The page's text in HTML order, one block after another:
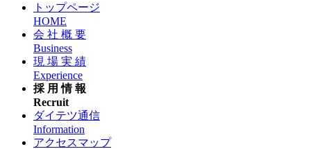
トップページ
HOME
会 社 概 要
Business
現 場 実 績
Experience
採 用 情 報
Recruit
ダイテツ通信
Information
アクセスマップ